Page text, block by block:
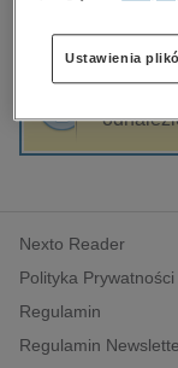
edukacja
hobby,
komputery,
polityka,
inne
popularno-
Nexto Reader
Polityka Prywatności
Regulamin
Regulamin
Ustawienia